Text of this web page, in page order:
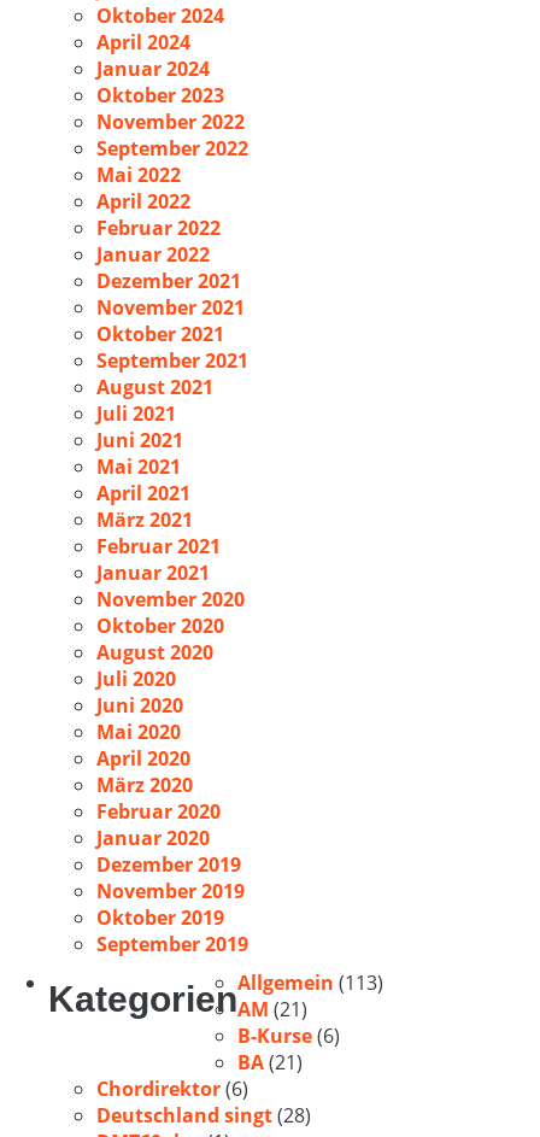
Oktober 2024
April 2024
Januar 2024
Oktober 2023
November 2022
September 2022
Mai 2022
April 2022
Februar 2022
Januar 2022
Dezember 2021
November 2021
Oktober 2021
September 2021
August 2021
Juli 2021
Juni 2021
Mai 2021
April 2021
März 2021
Februar 2021
Januar 2021
November 2020
Oktober 2020
August 2020
Juli 2020
Juni 2020
Mai 2020
April 2020
März 2020
Februar 2020
Januar 2020
Dezember 2019
November 2019
Oktober 2019
September 2019
KategorienAllgemein (113)
AM (21)
B-Kurse(6)
BA(21)
Chordirektor(6)
Deutschland singt(28)